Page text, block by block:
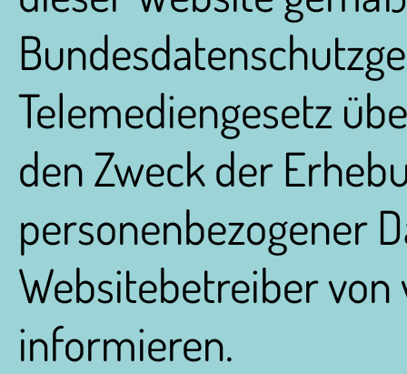
Telemediengesetz
den Zweck der
personenbezogener
Websitebetreiber
informieren.